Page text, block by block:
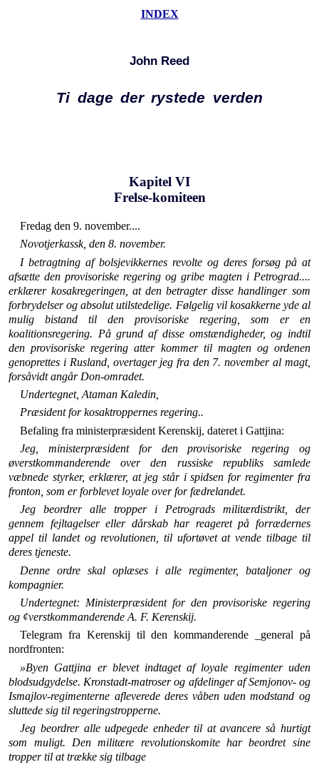
INDEX
John Reed
Ti dage der rystede verden
Kapitel VI
Frelse-komiteen
Fredag den 9. november....
Novotjerkassk, den 8. november.
I betragtning af bolsjevikkernes revolte og deres forsøg på at
afsætte den provisoriske regering og gribe magten i Petrograd....
erklærer kosakregeringen, at den betragter disse handlinger som
forbrydelser og absolut utilstedelige. Følgelig vil kosakkerne yde al
mulig bistand til den provisoriske rege­ring, som er en
koalitionsregering. På grund af disse omstæn­digheder, og indtil
den provisoriske regering atter kommer til magten og ordenen
genoprettes i Rusland, overtager jeg fra den 7. november al magt,
forsåvidt angår Don-omradet.
Undertegnet, Ataman Kaledin,
Præsident for kosaktroppernes regering..
Befaling fra ministerpræsident Kerenskij, dateret i Gattjina:
Jeg, ministerpræsident for den provisoriske regering og
øverstkommanderende over den russiske republiks samlede
væbnede styrker, erklærer, at jeg står i spidsen for regi­menter fra
fronton, som er forblevet loyale over for fædre­landet.
Jeg beordrer alle tropper i Petrograds militærdistrikt, der
gennem fejltagelser eller dårskab har reageret på forrædernes
appel til landet og revolutionen, til ufortøvet at vende tilbage til
deres tjeneste.
Denne ordre skal oplæses i alle regimenter, bataljoner og
kompagnier.
Undertegnet: Ministerpræsident for den provisoriske regering
og ¢verstkomman­derende A. F. Kerenskij.
Telegram fra Kerenskij til den kommanderende _gene­ral på
nordfronten:
»Byen Gattjina er blevet indtaget af loyale regimenter uden
blodsudgydelse. Kronstadt-matroser og afdelinger af Semjo­nov- og
Ismajlov-regimenterne afleverede deres våben uden modstand og
sluttede sig til regeringstropperne.
Jeg beordrer alle udpegede enheder til at avancere så hur­tigt
som muligt. Den militære revolutionskomite har beordret sine
tropper til at trække sig tilbage